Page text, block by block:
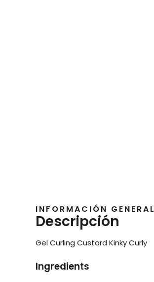
INFORMACIÓN GENERAL
Descripción
Gel Curling Custard Kinky Curly
Ingredients